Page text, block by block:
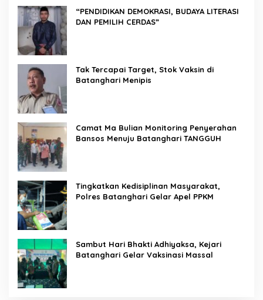
“PENDIDIKAN DEMOKRASI, BUDAYA LITERASI
DAN PEMILIH CERDAS”
Tak Tercapai Target, Stok Vaksin di
Batanghari Menipis
Camat Ma Bulian Monitoring Penyerahan
Bansos Menuju Batanghari TANGGUH
Tingkatkan Kedisiplinan Masyarakat,
Polres Batanghari Gelar Apel PPKM
Sambut Hari Bhakti Adhiyaksa, Kejari
Batanghari Gelar Vaksinasi Massal